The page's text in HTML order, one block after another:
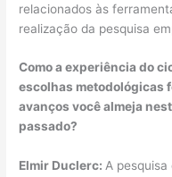
relacionados às
realização da pesquisa
Como a experiência do
escolhas metodológicas
avanços você almeja
passado?
Elmir Duclerc:A